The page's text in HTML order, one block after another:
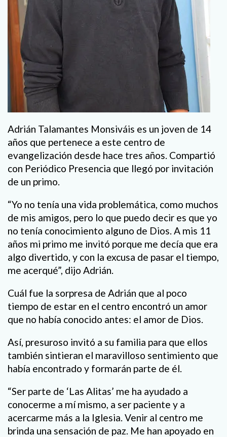
Adrián Talamantes Monsiváis es un joven de 14
años que pertenece a este centro de
evangelización desde hace tres años. Compartió
con Periódico Presencia que llegó por invitación
de un primo.
“Yo no tenía una vida problemática, como muchos
de mis amigos, pero lo que puedo decir es que yo
no tenía conocimiento alguno de Dios. A mis 11
años mi primo me invitó porque me decía que era
algo divertido, y con la excusa de pasar el tiempo,
me acerqué”, dijo Adrián.
Cuál fue la sorpresa de Adrián que al poco
tiempo de estar en el centro encontró un amor
que no había conocido antes: el amor de Dios.
Así, presuroso invitó a su familia para que ellos
también sintieran el maravilloso sentimiento que
había encontrado y formarán parte de él.
“Ser parte de ‘Las Alitas’ me ha ayudado a
conocerme a mí mismo, a ser paciente y a
acercarme más a la Iglesia. Venir al centro me
brinda una sensación de paz. Me han apoyado en